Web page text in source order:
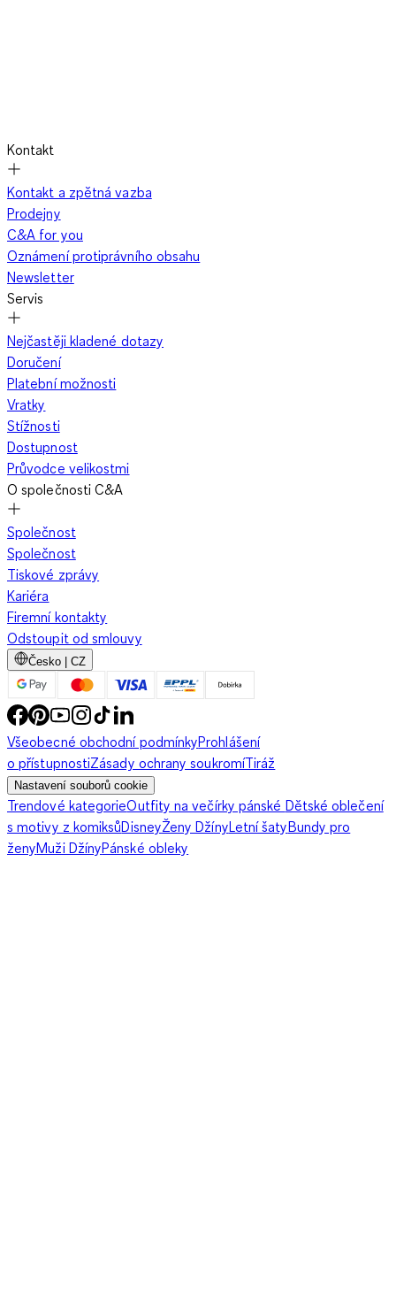
Kontakt
Kontakt a zpětná vazba
Prodejny
C&A for you
Oznámení protiprávního obsahu
Newsletter
Servis
Nejčastěji kladené dotazy
Doručení
Platební možnosti
Vratky
Stížnosti
Dostupnost
Průvodce velikostmi
O společnosti C&A
Společnost
Společnost
Tiskové zprávy
Kariéra
Firemní kontakty
Odstoupit od smlouvy
Česko | CZ
Všeobecné obchodní podmínkyProhlášení
o přístupnostiZásady ochrany soukromíTiráž
Nastavení souborů cookie
Trendové kategorieOutfity na večírky pánské Dětské oblečení
s motivy z komiksůDisneyŽeny DžínyLetní šatyBundy pro
ženyMuži DžínyPánské obleky